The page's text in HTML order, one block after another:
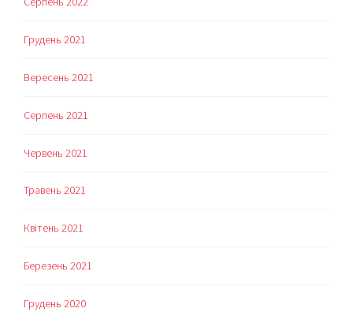
Грудень 2021
Вересень 2021
Серпень 2021
Червень 2021
Травень 2021
Квітень 2021
Березень 2021
Грудень 2020